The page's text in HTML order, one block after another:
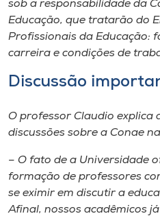
sob a responsabilidade da
Educação, que tratarão do
Profissionais da Educação:
carreira e condições de
Discussão
O professor Claudio explica
discussões sobre a Conae
– O fato de a Universidade
formação de professores
se eximir em discutir a
Afinal, nossos acadêmicos